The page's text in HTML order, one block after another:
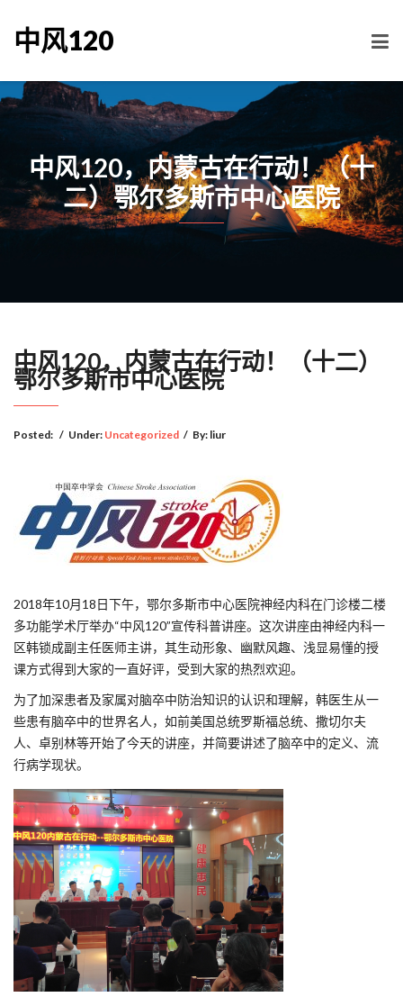
中风120
中风120，内蒙古在行动！（十
二）鄂尔多斯市中心医院
中风120，内蒙古在行动！（十二）
鄂尔多斯市中心医院
Posted: / Under: Uncategorized / By: liur
2018年10月18日下午，鄂尔多斯市中心医院神经内科在门诊楼二楼
多功能学术厅举办“中风120”宣传科普讲座。这次讲座由神经内科一
区韩锁成副主任医师主讲，其生动形象、幽默风趣、浅显易懂的授
课方式得到大家的一直好评，受到大家的热烈欢迎。
为了加深患者及家属对脑卒中防治知识的认识和理解，韩医生从一
些患有脑卒中的世界名人，如前美国总统罗斯福总统、撒切尔夫
人、卓别林等开始了今天的讲座，并简要讲述了脑卒中的定义、流
行病学现状。